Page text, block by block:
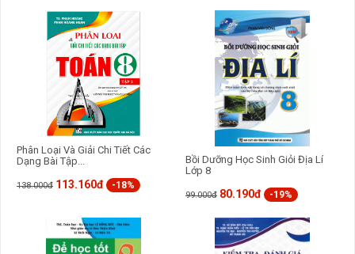
Với nội dung nêu trên cùng với bố cục rõ ràng, chúng tôi hi vọng
cuốn sách này sẽ là một tài liệu hữu ích cho các em học sinh lớp 8
Phân Loại Và Giải Chi Tiết Các
Dạng Bài Tập...
138.000đ 113.160đ -18%
Bồi Dưỡng Học Sinh Giỏi Địa Lí
Lớp 8
99.000đ 80.190đ -19%